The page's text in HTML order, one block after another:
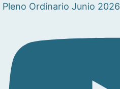
Pleno Ordinario Junio 2026